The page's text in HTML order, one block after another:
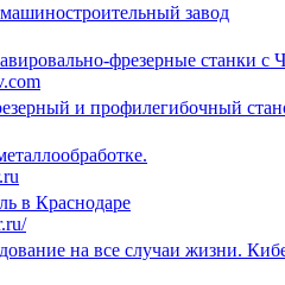
завод
фрезерные станки с
и профилегибочный
в Краснодаре
на все случаи жизни.